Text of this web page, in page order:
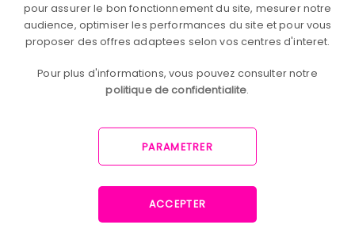
Empower your employees to
transform the company. Team
cohesion and AI Automation, one and
the same approach: giving your teams
pour assurer le bon fonctionnement du site, mesurer notre
audience, optimiser les performances du site et pour vous
proposer des offres adaptees selon vos centres d'interet.
Pour plus d'informations, vous pouvez consulter notre
politique de confidentialite.
PARAMETRER
ACCEPTER